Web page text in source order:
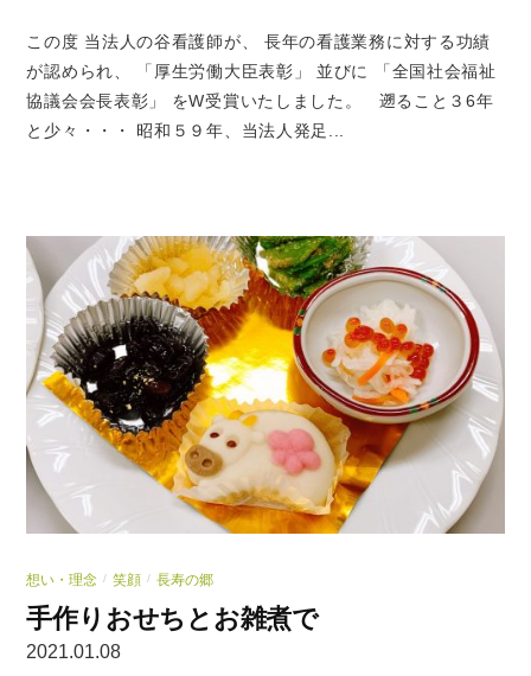
この度 当法人の谷看護師が、 長年の看護業務に対する功績
が認められ、 「厚生労働大臣表彰」 並びに 「全国社会福祉
協議会会長表彰」 をW受賞いたしました。 遡ること３6年
と少々・・・ 昭和５９年、当法人発足...
想い・理念 / 笑顔 / 長寿の郷
手作りおせちとお雑煮で
2021.01.08